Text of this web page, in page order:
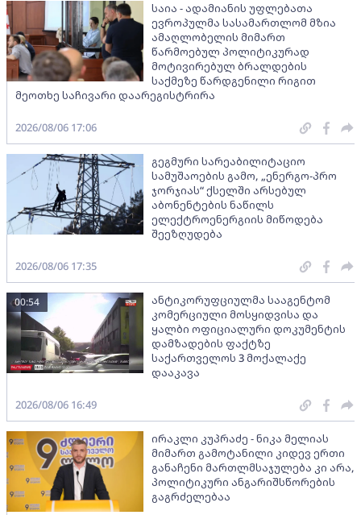
საია - ადამიანის უფლებათა
ევროპულმა სასამართლომ მზია
ამაღლობელის მიმართ
წარმოებულ პოლიტიკურად
მოტივირებულ ბრალდების
საქმეზე წარდგენილი რიგით
მეოთხე საჩივარი დაარეგისტრირა
2026/08/06 17:06
გეგმური სარეაბილიტაციო
სამუშაოების გამო, „ენერგო-პრო
ჯორჯიას“ ქსელში არსებულ
აბონენტების ნაწილს
ელექტროენერგიის მიწოდება
შეეზღუდება
2026/08/06 17:35
ანტიკორუფციულმა სააგენტომ
კომერციული მოსყიდვისა და
ყალბი ოფიციალური დოკუმენტის
დამზადების ფაქტზე
საქართველოს 3 მოქალაქე
დააკავა
00:54
2026/08/06 16:49
ირაკლი კუპრაძე - ნიკა მელიას
მიმართ გამოტანილი კიდევ ერთი
განაჩენი მართლმსაჯულება კი არა,
პოლიტიკური ანგარიშსწორების
გაგრძელებაა